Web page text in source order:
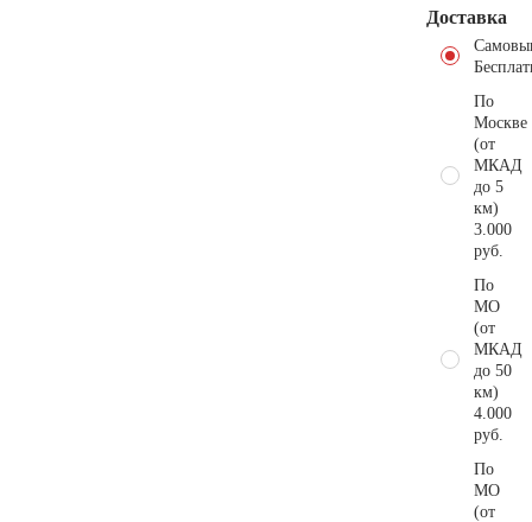
Доставка
По
Москве
(от
МКАД
до 5
км)
3.000
руб.
По
МО
(от
МКАД
до 50
км)
4.000
руб.
По
МО
(от